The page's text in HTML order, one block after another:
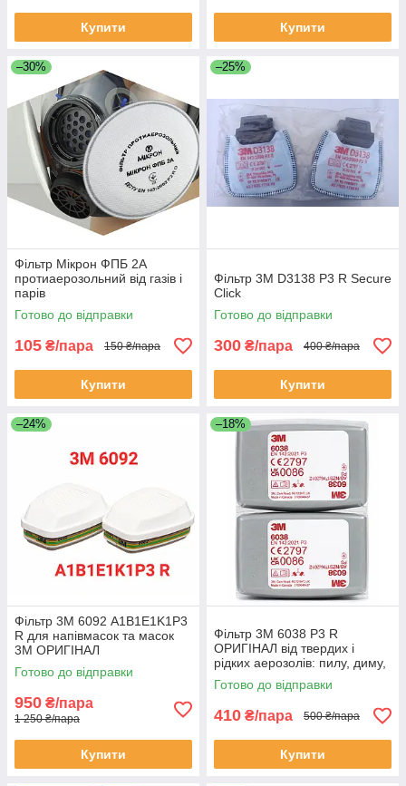
Купити Купити
–30%
Фільтр Мікрон ФПБ 2А
протиаерозольний від газів і
парів
Готово до відправки
105 ₴/пара 150 ₴/пара
Купити
–25%
Фільтр 3М D3138 P3 R Secure
Click
Готово до відправки
300 ₴/пара 400 ₴/пара
Купити
–24%
Фільтр 3М 6092 A1B1E1K1P3
R для напівмасок та масок
3M ОРИГІНАЛ
Готово до відправки
950 ₴/пара
1 250 ₴/пара
Купити
–18%
Фільтр 3M 6038 P3 R
ОРИГІНАЛ від твердих і
рідких аерозолів: пилу, диму,
туману
Готово до відправки
410 ₴/пара 500 ₴/пара
Купити